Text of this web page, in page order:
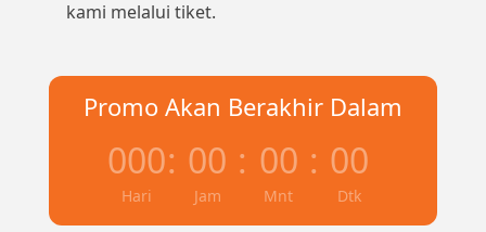
kami melalui tiket.
Promo Akan Berakhir Dalam
000
Hari
: 00
Jam
: 00
Mnt
: 00
Dtk